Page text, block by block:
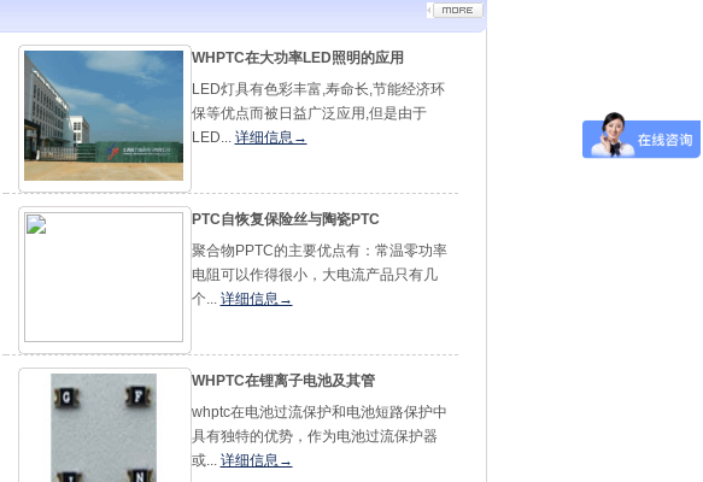
WHPTC在大功率LED照明的应用
LED灯具有色彩丰富,寿命长,节能经济环
保等优点而被日益广泛应用,但是由于
LED... 详细信息→
PTC自恢复保险丝与陶瓷PTC
聚合物PPTC的主要优点有：常温零功率
电阻可以作得很小，大电流产品只有几
个... 详细信息→
WHPTC在锂离子电池及其管
whptc在电池过流保护和电池短路保护中
具有独特的优势，作为电池过流保护器
或... 详细信息→